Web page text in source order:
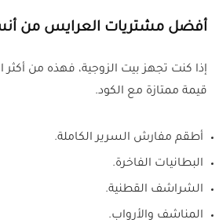
أفضل مشتريات العرايس من
إذا كنت تجهز بيت الزوجية، فهذه من أكثر
قيمة ممتازة مع الكود.
أطقم مفارش السرير الكاملة.
البطانيات الفاخرة.
الشراشف القطنية.
المناشف والأرواب.